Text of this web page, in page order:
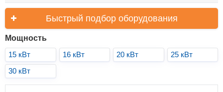
Быстрый подбор оборудования
Мощность
15 кВт
16 кВт 20 кВт
25 кВт
30 кВт